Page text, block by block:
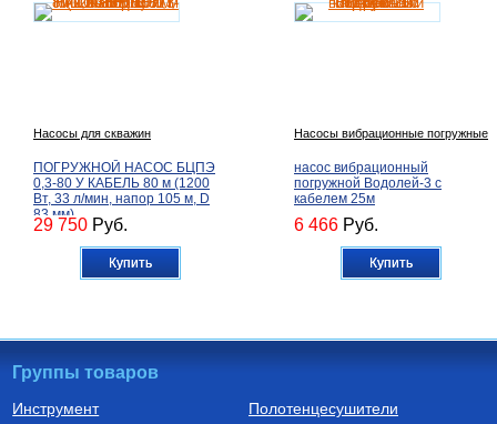
Насосы для скважин
ПОГРУЖНОЙ НАСОС БЦПЭ
0,3-80 У КАБЕЛЬ 80 м (1200
Вт, 33 л/мин, напор 105 м, D
83 мм)
29 750 Руб.
Купить
Насосы вибрационные погружные
насос вибрационный
погружной Водолей-3 с
кабелем 25м
6 466 Руб.
Купить
Группы товаров
Инструмент
Полотенцесушители